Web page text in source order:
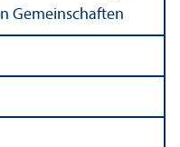
Gemeinschaften